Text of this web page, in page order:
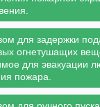
для задержки
огнетушащих
для эвакуации
пожара.